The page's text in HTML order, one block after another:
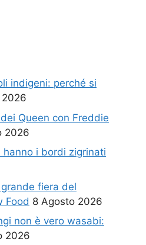
indigeni: perché si
Queen con Freddie
2026
hanno i bordi zigrinati
fiera del
Food 8 Agosto 2026
non è vero wasabi:
2026